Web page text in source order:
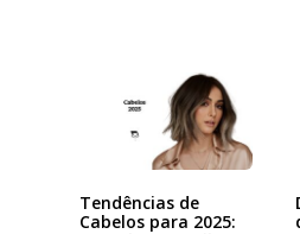
Tendências de
Cabelos para 2025: